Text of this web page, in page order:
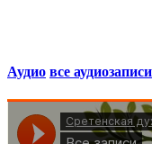
Аудио все аудиозаписи